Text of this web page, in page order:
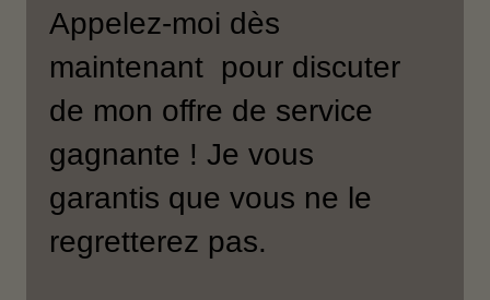
Appelez-moi dès
maintenant pour discuter
de mon offre de service
gagnante ! Je vous
garantis que vous ne le
regretterez pas.